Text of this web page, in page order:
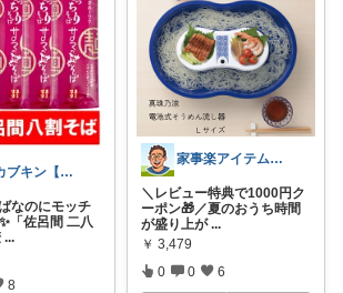
聖帝カブキン【北海道を推す者】
なのにモッチ
「佐呂間 二八
...
8
家事楽アイテム・お得情報大好き子育てパパ
＼レビュー特典で1000円ク
ーポン🎁／夏のおうち時間
が盛り上が ...
￥ 3,479
0 0 6